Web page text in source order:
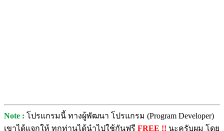
Note : โปรแกรมนี้ ทางผู้พัฒนา โปรแกรม (Program Developer)
เขาได้แจกให้ ทุกท่านได้นำไปใช้กันฟรี FREE !! นะครับผม โดย